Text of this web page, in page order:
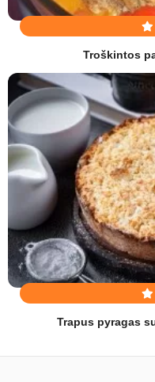
Troškintos
Trapus pyragas